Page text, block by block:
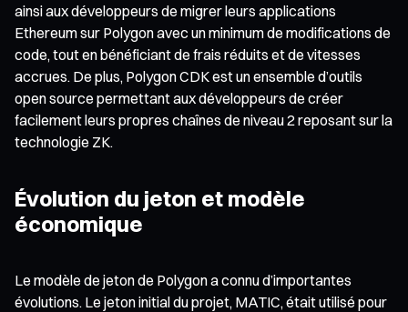
ainsi aux développeurs de migrer leurs applications
Ethereum sur Polygon avec un minimum de modifications de
code, tout en bénéficiant de frais réduits et de vitesses
accrues. De plus, Polygon CDK est un ensemble d’outils
open source permettant aux développeurs de créer
facilement leurs propres chaînes de niveau 2 reposant sur la
technologie ZK.
Évolution du jeton et modèle
économique
Le modèle de jeton de Polygon a connu d’importantes
évolutions. Le jeton initial du projet, MATIC, était utilisé pour